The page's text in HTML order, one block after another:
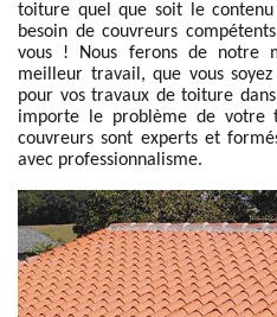
toiture quel que soit le
besoin de couvreurs
vous ! Nous ferons de notre
meilleur travail, que vous
pour vos travaux de toiture
importe le problème de votre
couvreurs sont experts et
avec professionnalisme.